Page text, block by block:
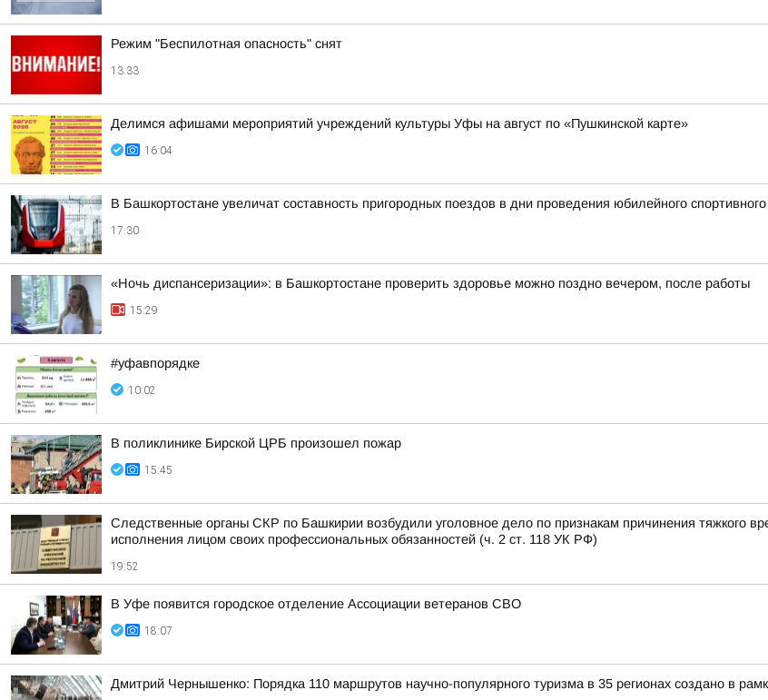
Режим "Беспилотная опасность" снят
13:33
Делимся афишами мероприятий учреждений культуры Уфы на август по «Пушкинской карте»
16:04
В Башкортостане увеличат составность пригородных поездов в дни проведения юбилейного
17:30
«Ночь диспансеризации»: в Башкортостане проверить здоровье можно поздно вечером, после работы
15:29
#уфавпорядке
10:02
В поликлинике Бирской ЦРБ произошел пожар
15:45
Следственные органы СКР по Башкирии возбудили уголовное дело по признакам причинения тяжкого
исполнения лицом своих профессиональных обязанностей (ч. 2 ст. 118 УК РФ)
19:52
В Уфе появится городское отделение Ассоциации ветеранов СВО
18:07
Дмитрий Чернышенко: Порядка 110 маршрутов научно-популярного туризма в 35 регионах создано в